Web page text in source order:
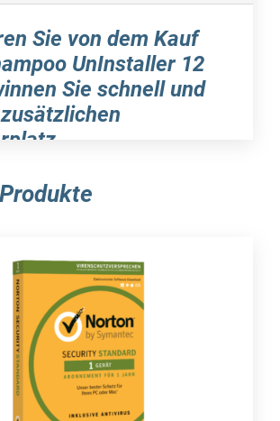
Sie von dem Kauf
UnInstaller 12
Sie schnell und
Zeit steigt die Anzahl der
Erweiterungen und Installationen
Windows zwar die Möglichkeit,
von der Festplatte zu entfernen,
erweist sich dies oft als
als erhofft. Mit Ashampoo
sind Sie auf diese
bestens vorbereitet und
Programme, Erweiterungen